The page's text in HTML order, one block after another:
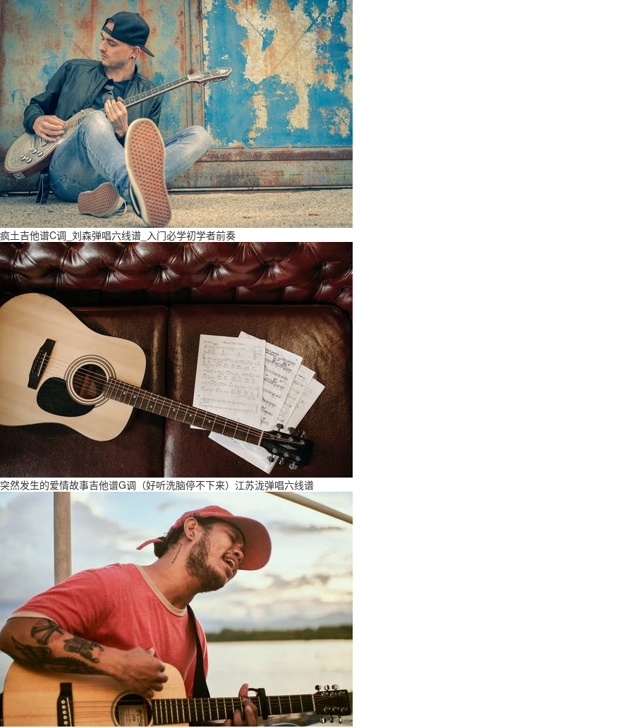
疯土吉他谱C调_刘森弹唱六线谱_入门必学初学者前奏
突然发生的爱情故事吉他谱G调（好听洗脑停不下来）江苏泷弹唱六线谱